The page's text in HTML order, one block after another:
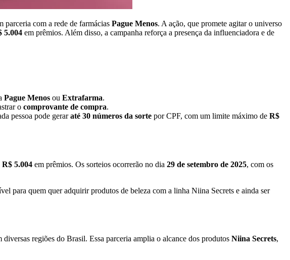
parceria com a rede de farmácias Pague Menos. A ação, que promete agitar o universo
5.004 em prêmios. Além disso, a campanha reforça a presença da influenciadora e de
Pague Menos ou Extrafarma.
o comprovante de compra.
pessoa pode geraraté 30 números da sorte por CPF, com um limite máximo de R$
R$ 5.004 em prêmios. Os sorteios ocorrerão no dia 29 de setembro de 2025, com os
para quem quer adquirir produtos de beleza com a linha Niina Secrets e ainda ser
diversas regiões do Brasil. Essa parceria amplia o alcance dos produtos Niina Secrets,